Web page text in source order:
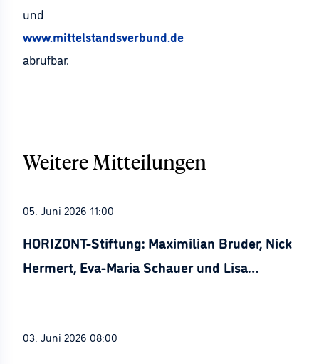
und
www.mittelstandsverbund.de
abrufbar.
Weitere Mitteilungen
05. Juni 2026 11:00
HORIZONT-Stiftung: Maximilian Bruder, Nick
Hermert, Eva-Maria Schauer und Lisa
03. Juni 2026 08:00